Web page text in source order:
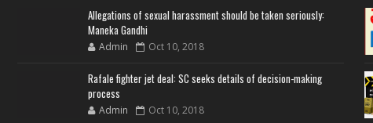
Allegations of sexual harassment should be taken seriously:
Maneka Gandhi
Admin Oct 10, 2018
Rafale fighter jet deal: SC seeks details of decision-making
process
Admin Oct 10, 2018